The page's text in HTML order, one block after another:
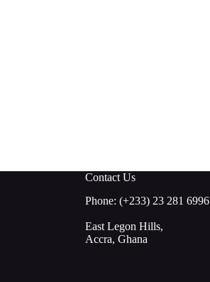
Contact Us
Phone: (+233) 23 281 6996
East Legon Hills,
Accra, Ghana